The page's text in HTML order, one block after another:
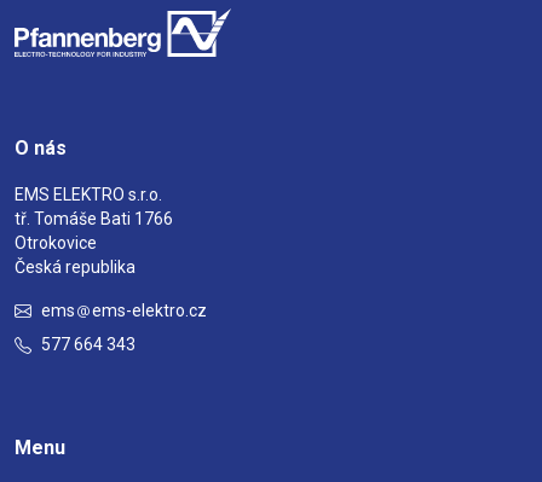
O nás
EMS ELEKTRO s.r.o.
tř. Tomáše Bati 1766
Otrokovice
Česká republika
ems
ems-elektro.cz
577 664 343
Menu